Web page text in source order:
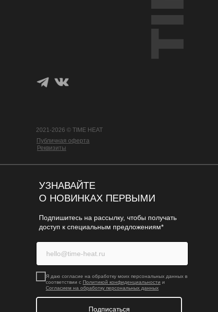
Я даю согласие на обработку моих персональных данных в
соответствии с Политикой конфиденциальности и
Согласием на обработку персональных данных
Подписаться
Подпишитесь на рассылку, чтобы получать
доступ к специальным предложениям*
УЗНАВАЙТЕ
О НОВИНКАХ ПЕРВЫМИ
Публичная оферта
Реквизиты
2021-2026 © TIME HEAT